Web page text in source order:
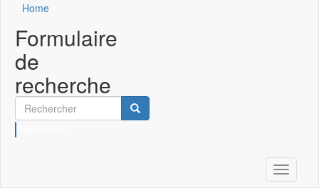
Home
Formulaire
de
recherche
Toggle